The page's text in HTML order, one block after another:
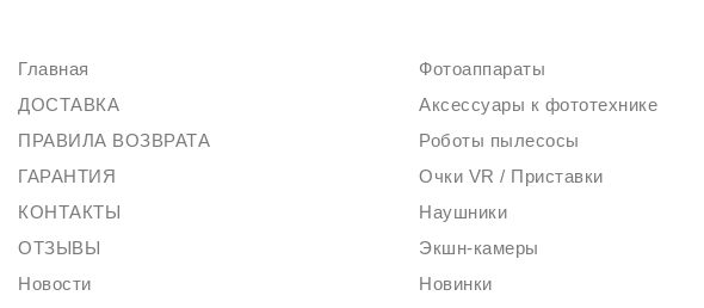
Главная
ДОСТАВКА
ПРАВИЛА ВОЗВРАТА
ГАРАНТИЯ
КОНТАКТЫ
ОТЗЫВЫ
Новости
Фотоаппараты
Аксессуары к фототехнике
Роботы пылесосы
Очки VR / Приставки
Наушники
Экшн-камеры
Новинки